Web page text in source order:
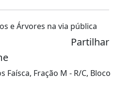
e Árvores na via pública
Partilhar
Faísca, Fração M - R/C, Bloco